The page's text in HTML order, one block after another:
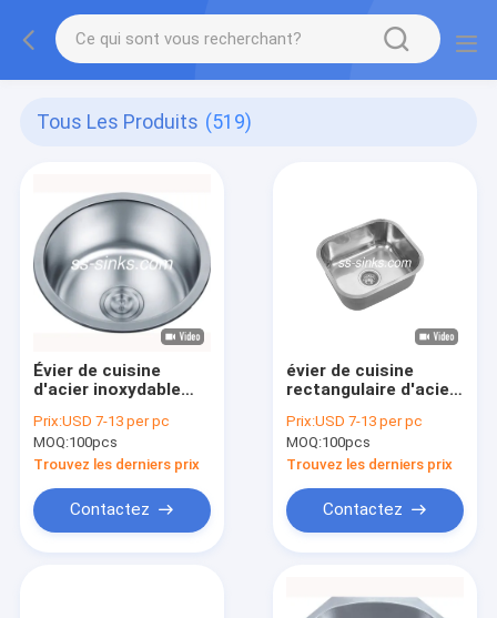
Tous Les Produits (519)
Évier de cuisine
d'acier inoxydable
rond de PSON
410*410*200mm
Prix:USD 7-13 per pc
MOQ:100pcs
Trouvez les derniers prix
Contactez
évier de cuisine
rectangulaire d'acier
44*39cm
Undermount aucun
magnétique
Prix:USD 7-13 per pc
MOQ:100pcs
Trouvez les derniers prix
Contactez